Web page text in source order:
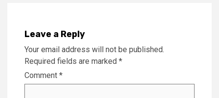
Leave a Reply
Your email address will not be published.
Required fields are marked *
Comment *